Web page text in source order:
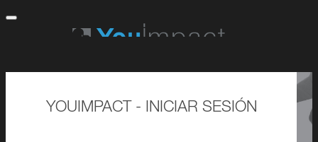
Toggle Navigation
YOUIMPACT - INICIAR SESIÓN